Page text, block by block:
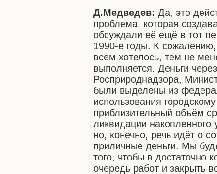
Д.Медведев: Да, это
проблема, которая
обсуждали её ещё в тот
1990-е годы. К
всем хотелось, тем не
выполняется. Деньги
Росприроднадзора,
были выделены из
использования
приблизительный объём
ликвидации
но, конечно, речь идёт о
приличные деньги. Мы
того, чтобы в достаточно
очередь работ и закрыть